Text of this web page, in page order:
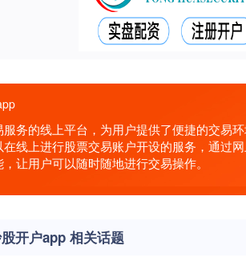
务的线上平台，为用户提供了便捷的交
线上进行股票交易账户开设的服务，通过
让用户可以随时随地进行交易操作。
开户app 相关话题